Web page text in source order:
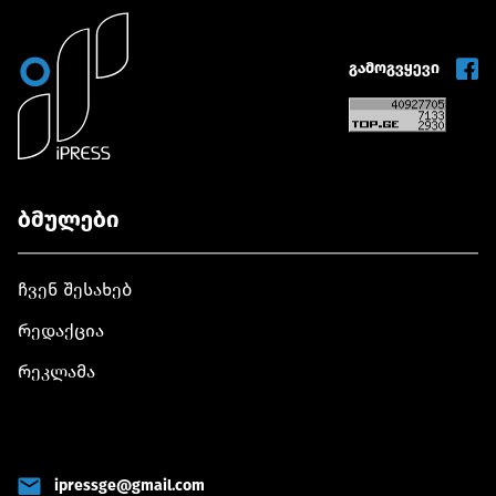
გამოგვყევი
ბმულები
ჩვენ შესახებ
რედაქცია
რეკლამა
ipressge@gmail.com